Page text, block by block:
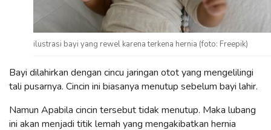
ilustrasi bayi yang rewel karena terkena hernia (foto: Freepik)
Bayi dilahirkan dengan cincu jaringan otot yang mengelilingi
tali pusarnya. Cincin ini biasanya menutup sebelum bayi lahir.
Namun Apabila cincin tersebut tidak menutup. Maka lubang
ini akan menjadi titik lemah yang mengakibatkan hernia